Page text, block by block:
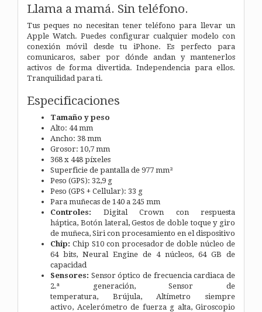
Llama a mamá. Sin teléfono.
Tus peques no necesitan tener teléfono para llevar un
Apple Watch. Puedes configurar cualquier modelo con
conexión móvil desde tu iPhone. Es perfecto para
comunicaros, saber por dónde andan y mantenerlos
activos de forma divertida. Independencia para ellos.
Tranquilidad para ti.
Especificaciones
Tamaño y peso
Alto: 44 mm
Ancho: 38 mm
Grosor: 10,7 mm
368 x 448 píxeles
Superficie de pantalla de 977 mm²
Peso (GPS): 32,9 g
Peso (GPS + Cellular): 33 g
Para muñecas de 140 a 245 mm
Controles: Digital Crown con respuesta
háptica, Botón lateral, Gestos de doble toque y giro
de muñeca, Siri con procesamiento en el dispositivo
Chip: Chip S10 con procesador de doble núcleo de
64 bits, Neural Engine de 4 núcleos, 64 GB de
capacidad
Sensores: Sensor óptico de frecuencia cardiaca de
2.ª generación, Sensor de
temperatura, Brújula, Altímetro siempre
activo, Acelerómetro de fuerza g alta, Giroscopio